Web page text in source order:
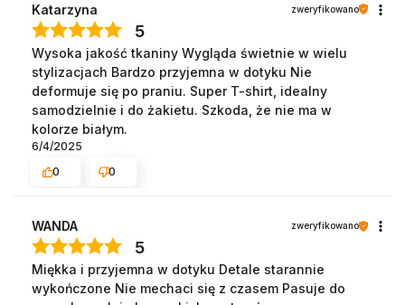
Katarzyna zweryfikowano
5
Wysoka jakość tkaniny Wygląda świetnie w wielu
stylizacjach Bardzo przyjemna w dotyku Nie
deformuje się po praniu. Super T-shirt, idealny
samodzielnie i do żakietu. Szkoda, że nie ma w
kolorze białym.
6/4/2025
0
0
WANDA zweryfikowano
5
Miękka i przyjemna w dotyku Detale starannie
wykończone Nie mechaci się z czasem Pasuje do